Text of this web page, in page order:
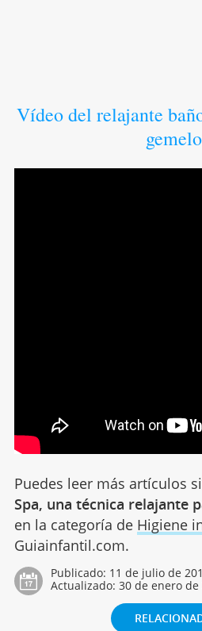
Vídeo del relajante
Puedes leer más artículos
Spa, una técnica relajante
en la categoría de Higiene
Guiainfantil.com.
Publicado: 11 de julio de
Actualizado: 30 de enero de